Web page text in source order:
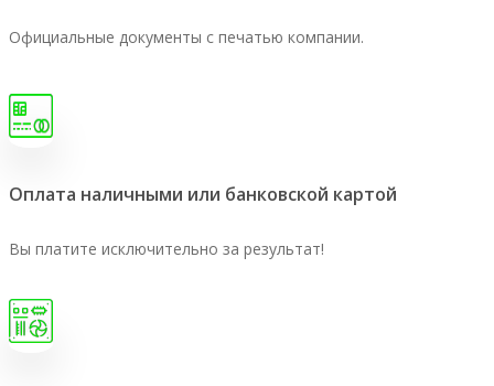
Официальные документы с печатью компании.
Оплата наличными или банковской картой
Вы платите исключительно за результат!